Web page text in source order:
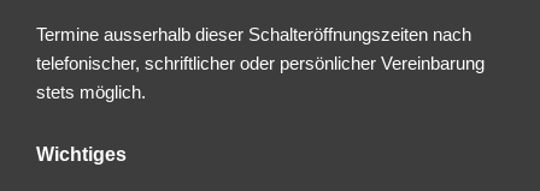
Termine ausserhalb dieser Schalteröffnungszeiten nach
telefonischer, schriftlicher oder persönlicher Vereinbarung
stets möglich.
Wichtiges